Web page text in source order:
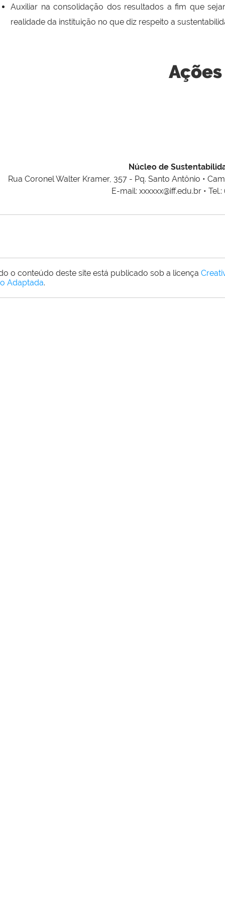
Auxiliar na consolidação dos resultados a fim que
realidade da instituição no que diz respeito a
Ações
Núcleo de
Rua Coronel Walter Kramer, 357 - Pq. Santo Antônio •
E-mail: xxxxxx@iff.edu.br • Tel.:
o conteúdo deste site está publicado sob a licença
Adaptada.